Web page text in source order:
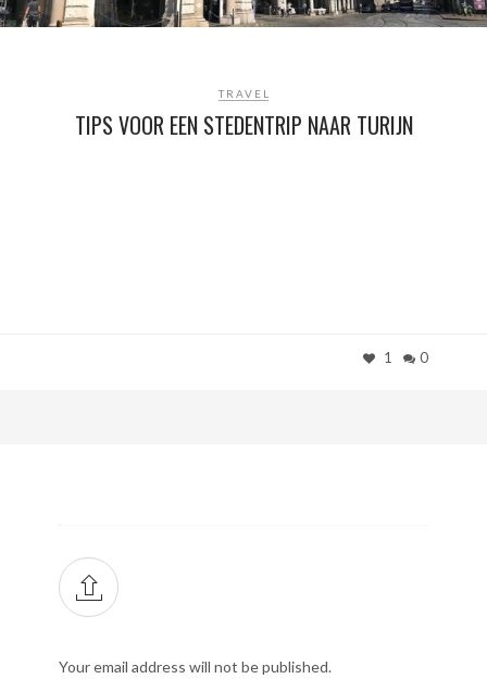
TRAVEL
TIPS VOOR EEN STEDENTRIP NAAR TURIJN
1 0
Your email address will not be published.